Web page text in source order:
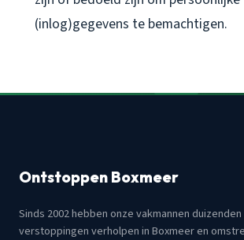
(inlog)gegevens te bemachtigen.
Ontstoppen Boxmeer
Sinds 2002 hebben onze vakmannen duizenden
verstoppingen verholpen in Boxmeer en